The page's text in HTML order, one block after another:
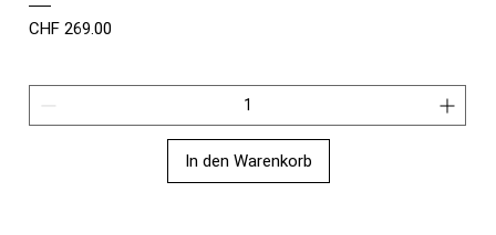
Preis
CHF 269.00
In den Warenkorb